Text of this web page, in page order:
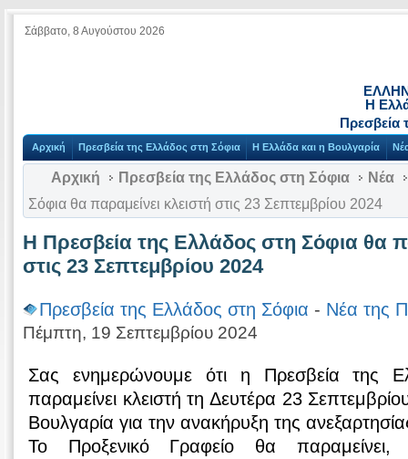
Σάββατο, 8 Αυγούστου 2026
Η
Πρεσβεία
Αρχική Πρεσβεία της Ελλάδος στη Σόφια Η Ελλάδα και η Βουλγαρία
Αρχική Πρεσβεία της Ελλάδος στη Σόφια
Νέα
Σόφια θα παραμείνει κλειστή στις 23 Σεπτεμβρίου 2024
Η Πρεσβεία της Ελλάδος στη Σόφια θα
στις 23 Σεπτεμβρίου 2024
Πρεσβεία της Ελλάδος στη Σόφια - Νέα της
Πέμπτη, 19 Σεπτεμβρίου 2024
Σας ενημερώνουμε ότι η Πρεσβεία της
παραμείνει κλειστή τη Δευτέρα 23
Βουλγαρία για την ανακήρυξη της
Το Προξενικό Γραφείο θα παραμείνει,